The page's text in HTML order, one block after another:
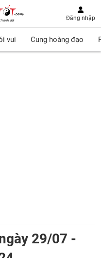
Đăng nhập
vui Cung hoàng đạo
29/07 -